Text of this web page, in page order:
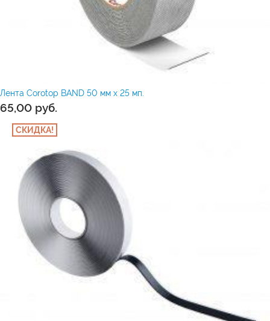
Лента Corotop BAND 50 мм х 25 мп.
65,00 руб.
СКИДКА!